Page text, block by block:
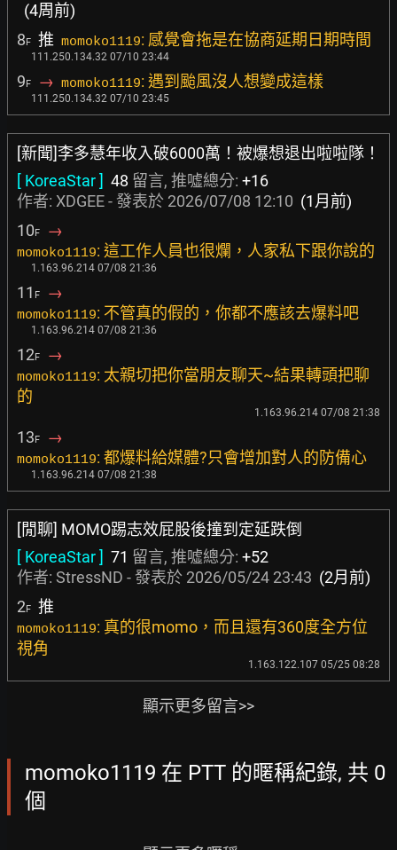
(4周前)
8F 推 momoko1119: 感覺會拖是在協商延期日期時間
111.250.134.32 07/10 23:44
9F → momoko1119: 遇到颱風沒人想變成這樣
111.250.134.32 07/10 23:45
[新聞]李多慧年收入破6000萬！被爆想退出啦啦隊！
[ KoreaStar ] 48 留言, 推噓總分: +16
作者: XDGEE- 發表於 2026/07/08 12:10 (1月前)
10F →
momoko1119: 這工作人員也很爛，人家私下跟你說的
1.163.96.214 07/08 21:36
11 F →
momoko1119: 不管真的假的，你都不應該去爆料吧
1.163.96.214 07/08 21:36
12F →
momoko1119: 太親切把你當朋友聊天~結果轉頭把聊
的
1.163.96.214 07/08 21:38
13F →
momoko1119: 都爆料給媒體?只會增加對人的防備心
1.163.96.214 07/08 21:38
[閒聊] MOMO踢志效屁股後撞到定延跌倒
[ KoreaStar ] 71 留言, 推噓總分: +52
作者: StressND - 發表於 2026/05/24 23:43 (2月前)
2F 推
momoko1119: 真的很momo，而且還有360度全方位
視角
1.163.122.107 05/25 08:28
顯示更多留言>>
momoko1119 在 PTT 的暱稱紀錄, 共 0
個